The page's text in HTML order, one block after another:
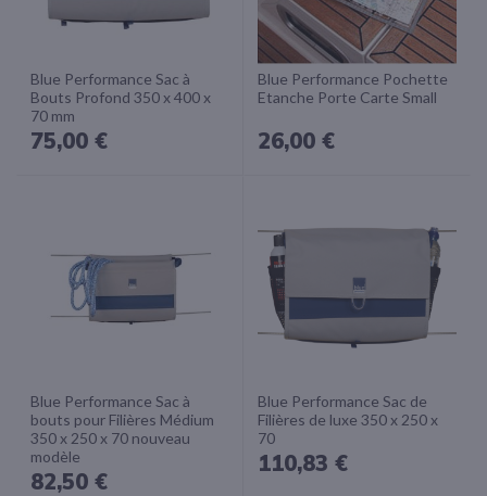
Blue Performance Sac à
Bouts Profond 350 x 400 x
70 mm
75,00 €
Blue Performance Pochette
Etanche Porte Carte Small
26,00 €
Blue Performance Sac à
bouts pour Filières Médium
350 x 250 x 70 nouveau
modèle
82,50 €
Blue Performance Sac de
Filières de luxe 350 x 250 x
70
110,83 €